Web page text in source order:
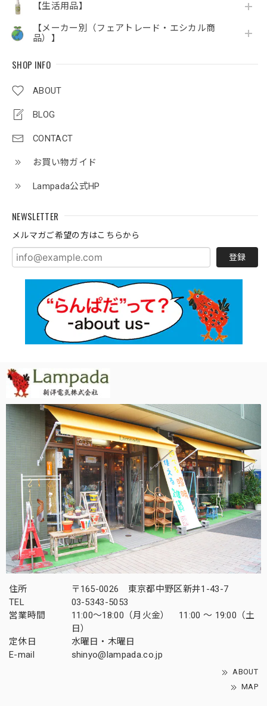
【生活用品】
【メーカー別（フェアトレード・エシカル商
品）】
SHOP INFO
ABOUT
BLOG
CONTACT
お買い物ガイド
Lampada公式HP
NEWSLETTER
メルマガご希望の方はこちらから
登録
住所
〒165-0026 東京都中野区新井1-43-7
TEL
03-5343-5053
営業時間
11:00～18:00（月火金） 11:00 ～ 19:00（土
日）
定休日
水曜日・木曜日
E-mail
shinyo@lampada.co.jp
ABOUT
MAP